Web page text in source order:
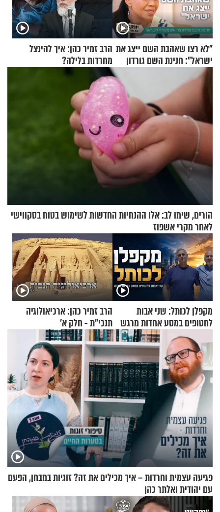
"לא רצו שאהבת השם ייצג את
ישראל": חנינת השם גורדון
בריאיון מעורר השראה
הרב זמיר כהן: איך להינצל
מחרדות בלילה?
הורים, שימו לב: אלו ההנחיות החדשות לשימוש בטוח בסקווישי
לאחר מקרי אשפוז
מקפלן לכותל: שני אבות
לחטופים במסע אחדות מרגש
הרב זמיר כהן: ארכיאולוגיה
תנכי"ת - חלק א’
פגיעה עצמית וחרדות – איך מכילים את זה? זוגיות במבחן, הפעם
עם יהודית ואלתר כהן